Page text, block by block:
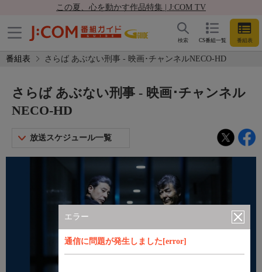
この夏、心を動かす作品特集 | J:COM TV
CS番組一覧 番組表
検索
番組表 さらば あぶない刑事 - 映画･チャンネルNECO-HD
エラー
通信に問題が発生しました[error]
さらば あぶない刑事 - 映画･チャンネル
NECO-HD
放送スケジュール一覧